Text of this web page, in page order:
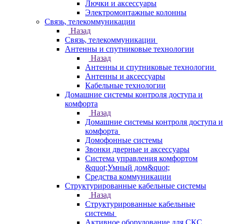
Лючки и аксессуары
Электромонтажные колонны
Связь, телекоммуникации
Назад
Связь, телекоммуникации
Антенны и спутниковые технологии
Назад
Антенны и спутниковые технологии
Антенны и аксессуары
Кабельные технологии
Домашние системы контроля доступа и
комфорта
Назад
Домашние системы контроля доступа и
комфорта
Домофонные системы
Звонки дверные и аксессуары
Система управления комфортом
&quot;Умный дом&quot;
Средства коммуникации
Структурированные кабельные системы
Назад
Структурированные кабельные
системы
Активное оборудование для СКС